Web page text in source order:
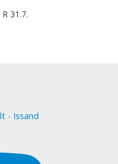
R 31.7.
- Issand